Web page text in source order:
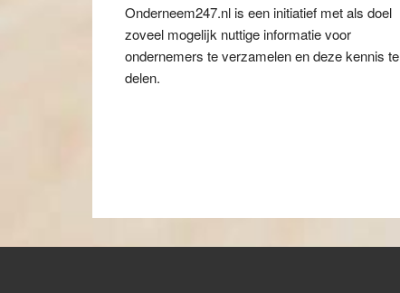
Onderneem247.nl is een initiatief met als doel
zoveel mogelijk nuttige informatie voor
ondernemers te verzamelen en deze kennis te
delen.